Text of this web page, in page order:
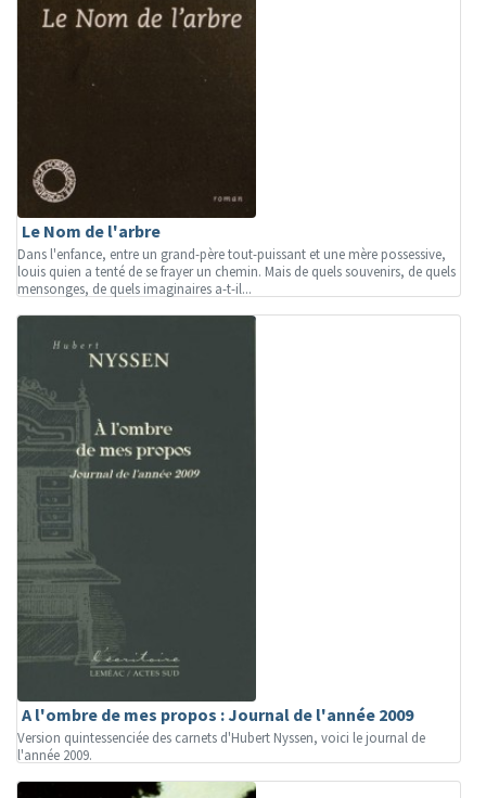
Le Nom de l'arbre
Dans l'enfance, entre un grand-père tout-puissant et une mère possessive,
louis quien a tenté de se frayer un chemin. Mais de quels souvenirs, de quels
mensonges, de quels imaginaires a-t-il...
A l'ombre de mes propos : Journal de l'année 2009
Version quintessenciée des carnets d'Hubert Nyssen, voici le journal de
l'année 2009.